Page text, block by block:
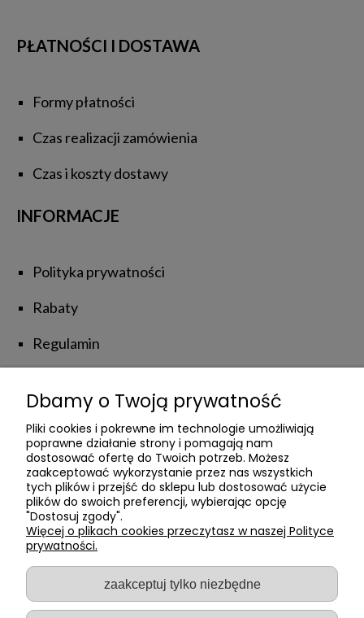
PŁATNOŚCI I DOSTAWA
Formy płatności
Czas realizacji zamówienia
Czas i koszty dostawy
INFORMACJE
Polityka prywatności
Rabaty
Regulamin
NATUROLOVE
Kontakt z Nami
Poznajmy się
Private Label
Dbamy o Twoją prywatność
Pliki cookies i pokrewne im technologie umożliwiają
poprawne działanie strony i pomagają nam
dostosować ofertę do Twoich potrzeb. Możesz
zaakceptować wykorzystanie przez nas wszystkich
tych plików i przejść do sklepu lub dostosować użycie
plików do swoich preferencji, wybierając opcję
"Dostosuj zgody".
Więcej o plikach cookies przeczytasz w naszej Polityce
prywatności.
zaakceptuj tylko niezbędne